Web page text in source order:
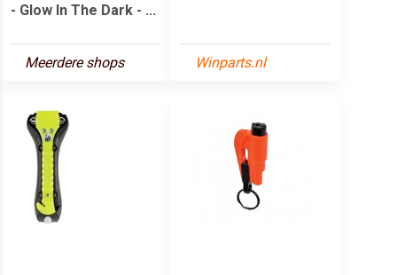
- Glow In The Dark - ...
Meerdere shops Winparts.nl